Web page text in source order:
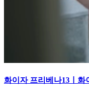
화이자 프리베나13ㅣ화